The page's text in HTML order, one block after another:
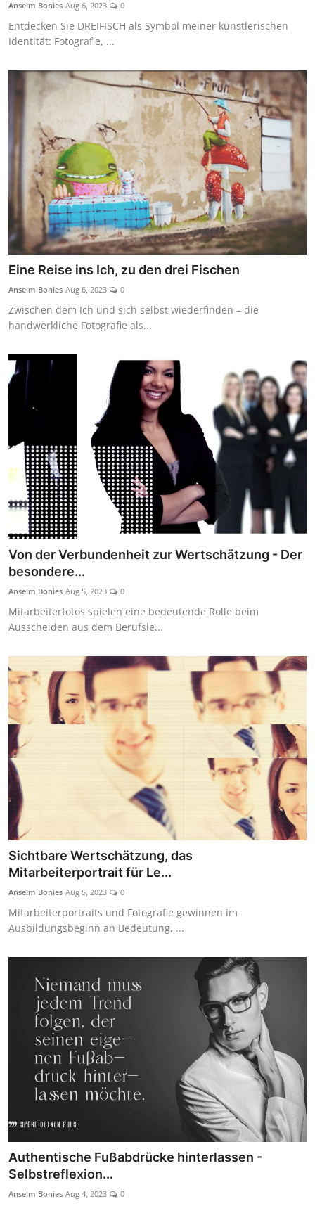
Anselm Bonies Aug 6, 2023 0
Entdecken Sie DREIFISCH als Symbol meiner künstlerischen
Identität: Fotografie, ...
Eine Reise ins Ich, zu den drei Fischen
Anselm Bonies Aug 6, 2023 0
Zwischen dem Ich und sich selbst wiederfinden – die
handwerkliche Fotografie als...
Von der Verbundenheit zur Wertschätzung - Der
besondere...
Anselm Bonies Aug 5, 2023 0
Mitarbeiterfotos spielen eine bedeutende Rolle beim
Ausscheiden aus dem Berufsle...
Sichtbare Wertschätzung, das
Mitarbeiterportrait für Le...
Anselm Bonies Aug 5, 2023 0
Mitarbeiterportraits und Fotografie gewinnen im
Ausbildungsbeginn an Bedeutung, ...
Authentische Fußabdrücke hinterlassen -
Selbstreflexion...
Anselm Bonies Aug 4, 2023 0